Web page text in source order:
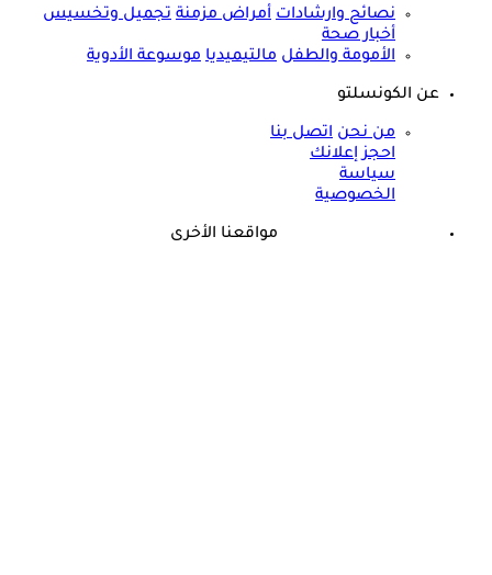
نصائح وارشادات أمراض مزمنة تجميل وتخسيس
أخبار صحة
الأمومة والطفل مالتيميديا موسوعة الأدوية
عن الكونسلتو
من نحن اتصل بنا
احجز إعلانك
سياسة
الخصوصية
مواقعنا الأخرى